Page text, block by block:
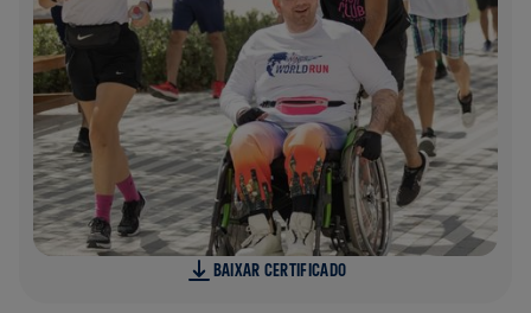
BAIXAR CERTIFICADO